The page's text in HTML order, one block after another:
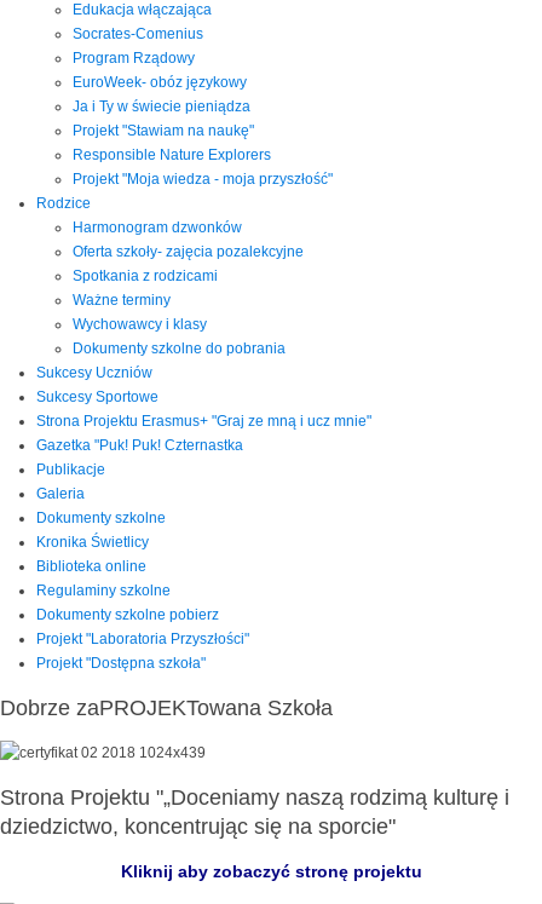
Edukacja włączająca
Socrates-Comenius
Program Rządowy
EuroWeek- obóz językowy
Ja i Ty w świecie pieniądza
Projekt "Stawiam na naukę"
Responsible Nature Explorers
Projekt "Moja wiedza - moja przyszłość"
Rodzice
Harmonogram dzwonków
Oferta szkoły- zajęcia pozalekcyjne
Spotkania z rodzicami
Ważne terminy
Wychowawcy i klasy
Dokumenty szkolne do pobrania
Sukcesy Uczniów
Sukcesy Sportowe
Strona Projektu Erasmus+ "Graj ze mną i ucz mnie"
Gazetka "Puk! Puk! Czternastka
Publikacje
Galeria
Dokumenty szkolne
Kronika Świetlicy
Biblioteka online
Regulaminy szkolne
Dokumenty szkolne pobierz
Projekt "Laboratoria Przyszłości"
Projekt "Dostępna szkoła"
Dobrze zaPROJEKTowana Szkoła
Strona Projektu "„Doceniamy naszą rodzimą kulturę i
dziedzictwo, koncentrując się na sporcie"
Kliknij aby zobaczyć stronę projektu